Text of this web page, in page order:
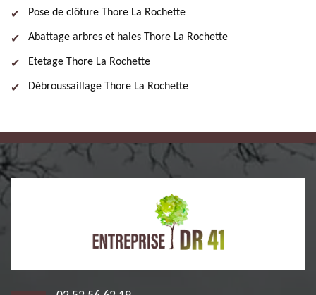
Pose de clôture Thore La Rochette
Abattage arbres et haies Thore La Rochette
Etetage Thore La Rochette
Débroussaillage Thore La Rochette